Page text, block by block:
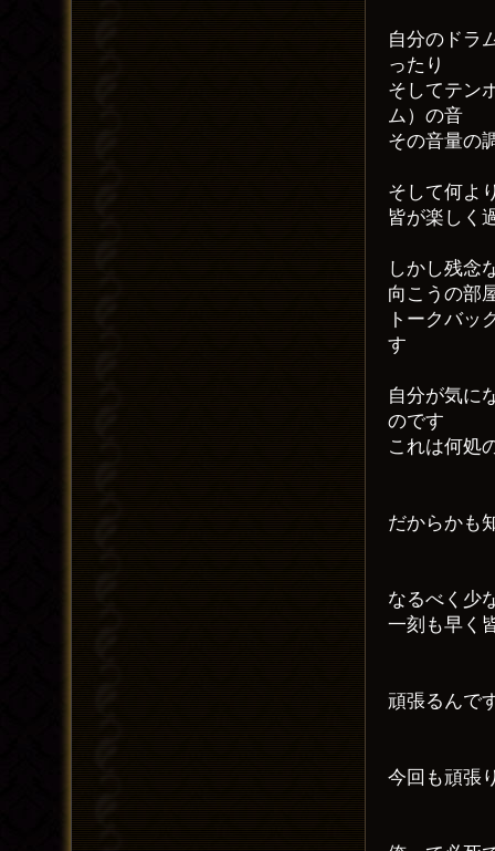
自分のドラ
ったり
そしてテン
ム）の音
その音量の
そして何よ
皆が楽しく
しかし残念
向こうの部
トークバッ
す
自分が気に
のです
これは何処
だからかも
なるべく少
一刻も早く
頑張るんで
今回も頑張